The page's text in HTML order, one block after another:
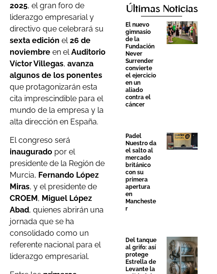
2025, el gran foro de
liderazgo empresarial y
directivo que celebrará su
sexta edición el 26 de
noviembre en el Auditorio
Víctor Villegas, avanza
algunos de los ponentes
que protagonizarán esta
cita imprescindible para el
mundo de la empresa y la
alta dirección en España.
El congreso será
inaugurado por el
presidente de la Región de
Murcia, Fernando López
Miras, y el presidente de
CROEM, Miguel López
Abad, quienes abrirán una
jornada que se ha
consolidado como un
referente nacional para el
liderazgo empresarial.
Últimas Noticias
El nuevo
gimnasio
de la
Fundación
Never
Surrender
convierte
el ejercicio
en un
aliado
contra el
cáncer
Padel
Nuestro da
el salto al
mercado
británico
con su
primera
apertura
en
Mancheste
r
Del tanque
al grifo: así
protege
Estrella de
Levante la